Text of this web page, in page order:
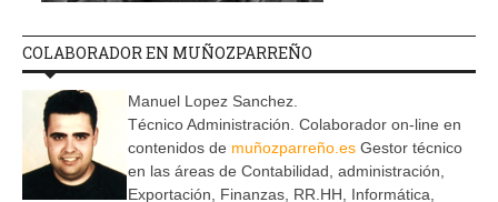
COLABORADOR EN MUÑOZPARREÑO
Manuel Lopez Sanchez.
Técnico Administración. Colaborador on-line en
contenidos de muñozparreño.es Gestor técnico
en las áreas de Contabilidad, administración,
Exportación, Finanzas, RR.HH, Informática,